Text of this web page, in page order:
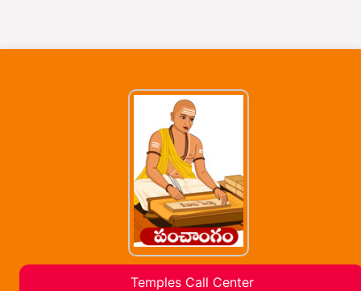
Temples Call Center